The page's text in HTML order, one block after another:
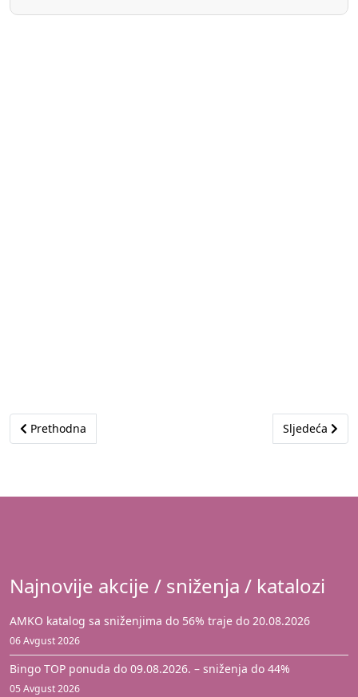
Prethodni članak: Akcija je istekla
Prethodna Sljedeći
Sljedeća
Najnovije akcije / sniženja / katalozi
AMKO katalog sa sniženjima do 56% traje do 20.08.2026
06 Avgust 2026
Bingo TOP ponuda do 09.08.2026. – sniženja do 44%
05 Avgust 2026